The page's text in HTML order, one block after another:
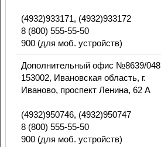
(4932)933171, (4932)933172
8 (800) 555-55-50
900 (для моб. устройств)
Дополнительный офис №8639/048
153002, Ивановская область, г.
Иваново, проспект Ленина, 62 А
(4932)950746, (4932)950747
8 (800) 555-55-50
900 (для моб. устройств)